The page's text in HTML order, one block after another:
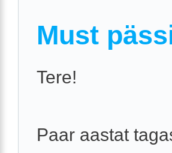
Must
Tere!
Paar aastat